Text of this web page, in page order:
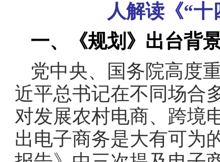
人解读《“
一、《规划》出台背
党中央、国务院高度
近平总书记在不同场合
对发展农村电商、跨境
出电子商务是大有可为